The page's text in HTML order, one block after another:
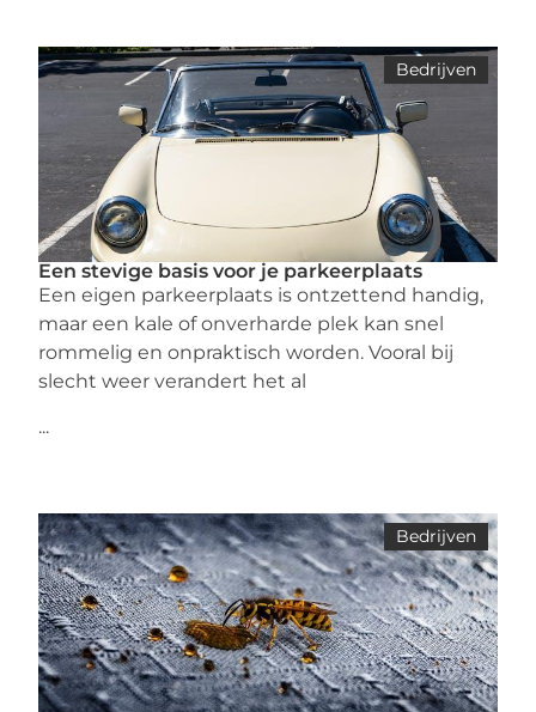
Bedrijven
Een stevige basis voor je parkeerplaats
Een eigen parkeerplaats is ontzettend handig,
maar een kale of onverharde plek kan snel
rommelig en onpraktisch worden. Vooral bij
slecht weer verandert het al
...
Bedrijven